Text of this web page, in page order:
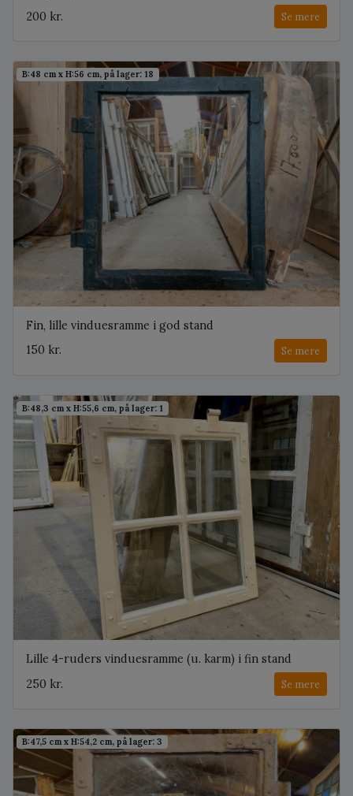
200 kr.
Se mere
B:48 cm x H:56 cm, på lager: 18
Fin, lille vinduesramme i god stand
150 kr.
Se mere
B:48,3 cm x H:55,6 cm, på lager: 1
Lille 4-ruders vinduesramme (u. karm) i fin stand
250 kr.
Se mere
B:47,5 cm x H:54,2 cm, på lager: 3